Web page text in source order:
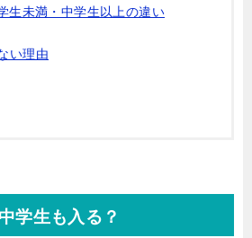
生未満・中学生以上の違い
い理由
学生も入る？